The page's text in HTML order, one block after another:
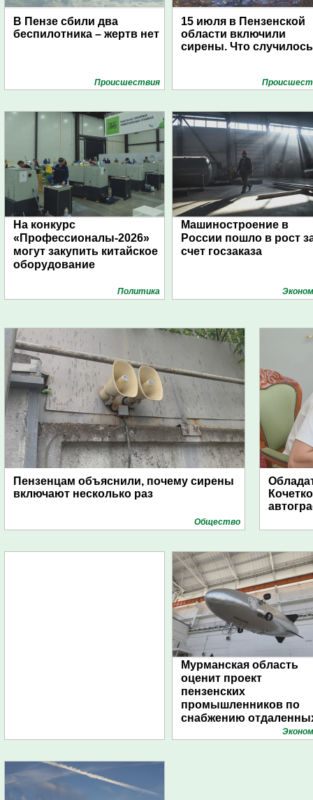
В Пензе сбили два
беспилотника – жертв нет
Проиcшествия
15 июля в Пензенской
области включили
сирены. Что
На конкурс
«Профессионалы-2026»
могут закупить китайское
оборудование
Политика
Машиностроение в
России пошло в рост
счет госзаказа
Пензенцам объяснили, почему сирены
включают несколько раз
Общество
Мурманская область
оценит проект
пензенских
промышленников по
снабжению
поселений с помощью